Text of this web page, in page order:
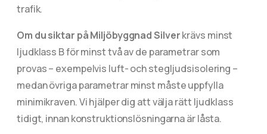
trafik.
Om du siktar på Miljöbyggnad Silverkrävs minst
ljudklass B för minst två av de parametrar som
provas – exempelvis luft- och stegljudsisolering –
medan övriga parametrar minst måste uppfylla
minimikraven. Vi hjälper dig att välja rätt ljudklass
tidigt, innan konstruktionslösningarna är låsta.